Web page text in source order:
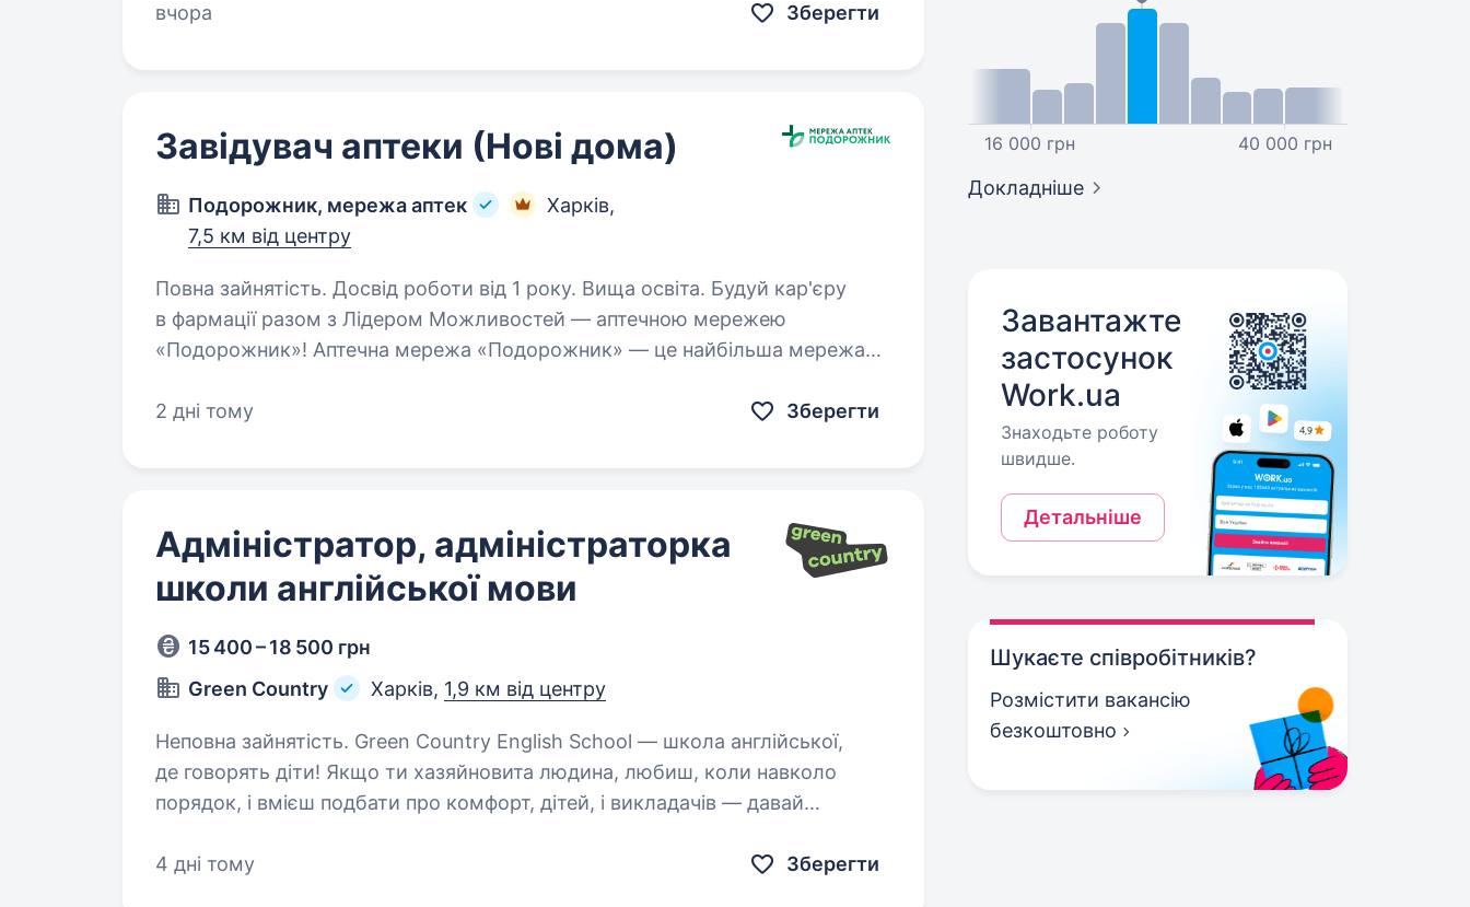
об'єктів Очікування…
вчора Зберегти
Завідувач аптеки (Нові дома)
Подорожник, мережа аптек
Харків,
7,5 км від центру
Повна зайнятість. Досвід роботи від 1 року. Вища освіта. Будуй кар'єру
в фармації разом з Лідером Можливостей — аптечною мережею
«Подорожник»! Аптечна мережа «Подорожник» — це найбільша мережа
щодня…
2 дні тому Зберегти
Адміністратор, адміністраторка
школи англійської мови
15 400 – 18 500 грн
Green Country
Харків, 1,9 км від центру
Неповна зайнятість. Green Country English School — школа англійської,
де говорять діти! Якщо ти хазяйновита людина, любиш, коли навколо
порядок, і вмієш подбати про комфорт, дітей, і викладачів — давай
4 дні тому
Зберегти
16 000 грн 40 000 грн
Докладніше
Завантажте
застосунок
Work.ua
Знаходьте роботу
швидше.
Детальніше
Шукаєте співробітників?
Розмістити вакансію
безкоштовно